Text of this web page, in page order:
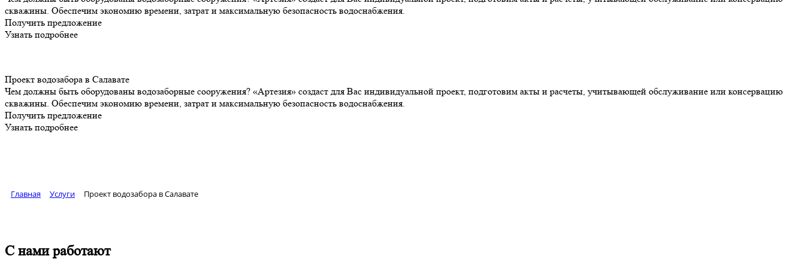
скважины. Обеспечим экономию времени, затрат и максимальную безопасность водоснабжения.
Получить предложение
Узнать подробнее
Проект водозабора в Салавате
Чем должны быть оборудованы водозаборные сооружения? «Артезия» создаст для Вас индивидуальной проект, подготовим акты и расчеты, учитывающей обслуживание или консервацию
скважины. Обеспечим экономию времени, затрат и максимальную безопасность водоснабжения.
Получить предложение
Узнать подробнее
Главная Услуги Проект водозабора в Салавате
С нами работают